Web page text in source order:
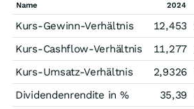
Name 2024
Kurs-Gewinn-Verhältnis 12,453
Kurs-Cashflow-Verhältnis
11,277
Kurs-Umsatz-Verhältnis
2,9326
Dividendenrendite in %
35,39